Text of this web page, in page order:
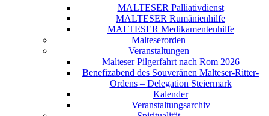
MALTESER Palliativdienst
MALTESER Rumänienhilfe
MALTESER Medikamentenhilfe
Malteserorden
Veranstaltungen
Malteser Pilgerfahrt nach Rom 2026
Benefizabend des Souveränen Malteser-Ritter-
Ordens – Delegation Steiermark
Kalender
Veranstaltungsarchiv